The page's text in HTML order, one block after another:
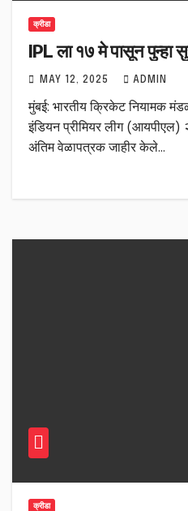
क्रीडा
IPL ला १७ मे पासून पुन्हा
MAY 12, 2025 ADMIN
मुंबई: भारतीय क्रिकेट नियामक
इंडियन प्रीमियर लीग (आयपीएल)
अंतिम वेळापत्रक जाहीर केले…
क्रीडा